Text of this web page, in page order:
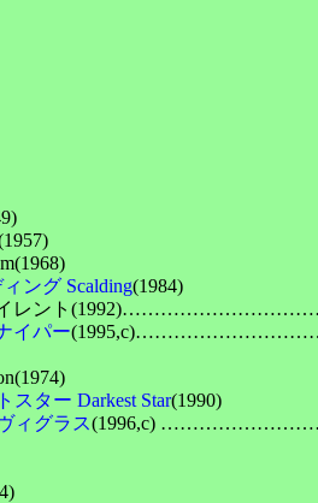
ング Scalding(1984)
ト
イパー
　　　　　　　　　　　　
スター Darkest Star(1990)
ィグラス(1996,c)
　　　　　　　　　　　　
　　　　　　　　　　　　